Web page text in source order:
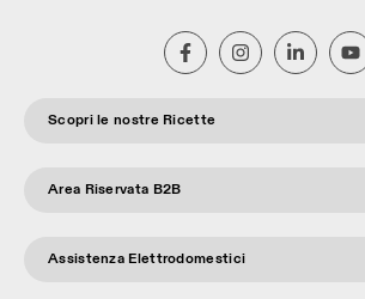
Scopri le nostre Ricette
Area Riservata B2B
Assistenza Elettrodomestici